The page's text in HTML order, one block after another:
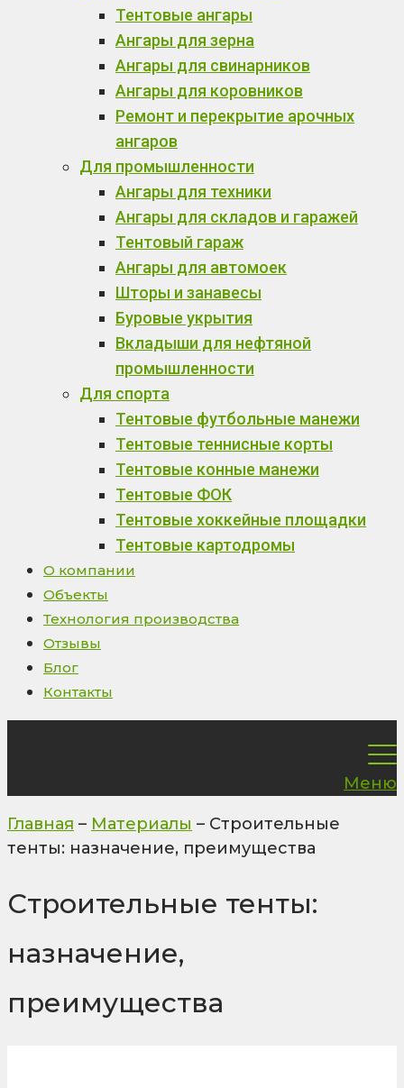
Тентовые ангары
Ангары для зерна
Ангары для свинарников
Ангары для коровников
Ремонт и перекрытие арочных
ангаров
Для промышленности
Ангары для техники
Ангары для складов и гаражей
Тентовый гараж
Ангары для автомоек
Шторы и занавесы
Буровые укрытия
Вкладыши для нефтяной
промышленности
Для спорта
Тентовые футбольные манежи
Тентовые теннисные корты
Тентовые конные манежи
Тентовые ФОК
Тентовые хоккейные площадки
Тентовые картодромы
О компании
Объекты
Технология производства
Отзывы
Блог
Контакты
Меню
Главная – Материалы – Строительные
тенты: назначение, преимущества
Строительные тенты:
назначение,
преимущества